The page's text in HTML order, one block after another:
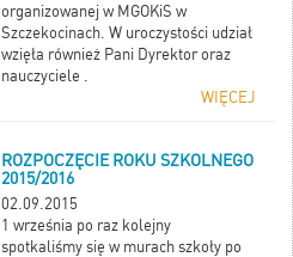
organizowanej w MGOKiS w
Szczekocinach. W uroczystości udział
wzięła również Pani Dyrektor oraz
nauczyciele .
WIĘCEJ
ROZPOCZĘCIE ROKU SZKOLNEGO
2015/2016
02.09.2015
1 września po raz kolejny
spotkaliśmy się w murach szkoły po